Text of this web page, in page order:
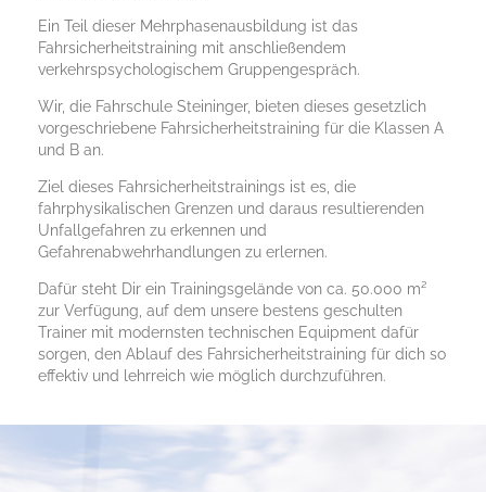
Ein Teil dieser Mehrphasenausbildung ist das
Fahrsicherheitstraining mit anschließendem
verkehrspsychologischem Gruppengespräch.
Wir, die Fahrschule Steininger, bieten dieses gesetzlich
vorgeschriebene Fahrsicherheitstraining für die Klassen A
und B an.
Ziel dieses Fahrsicherheitstrainings ist es, die
fahrphysikalischen Grenzen und daraus resultierenden
Unfallgefahren zu erkennen und
Gefahrenabwehrhandlungen zu erlernen.
Dafür steht Dir ein Trainingsgelände von ca. 50.000 m²
zur Verfügung, auf dem unsere bestens geschulten
Trainer mit modernsten technischen Equipment dafür
sorgen, den Ablauf des Fahrsicherheitstraining für dich so
effektiv und lehrreich wie möglich durchzuführen.